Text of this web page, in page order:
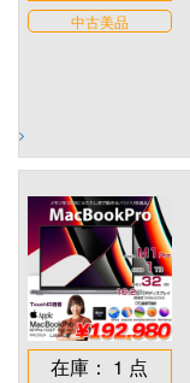
中古美品
在庫： 1 点